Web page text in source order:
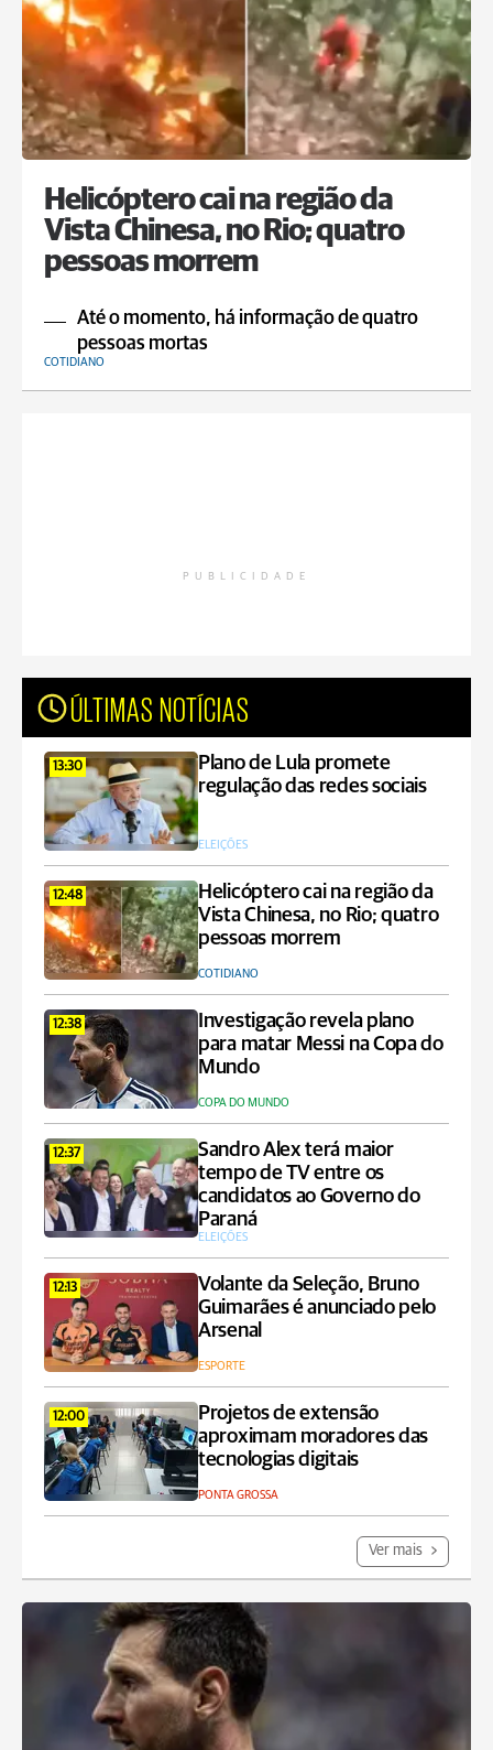
Helicóptero cai na região da
Vista Chinesa, no Rio; quatro
pessoas morrem
Até o momento, há informação de quatro
pessoas mortas
COTIDIANO
PUBLICIDADE
ÚLTIMAS NOTÍCIAS
13:30
Plano de Lula promete
regulação das redes sociais
ELEIÇÕES
12:48
Helicóptero cai na região da
Vista Chinesa, no Rio; quatro
pessoas morrem
COTIDIANO
12:38
Investigação revela plano
para matar Messi na Copa do
Mundo
COPA DO MUNDO
12:37
Sandro Alex terá maior
tempo de TV entre os
candidatos ao Governo do
Paraná
ELEIÇÕES
12:13
Volante da Seleção, Bruno
Guimarães é anunciado pelo
Arsenal
ESPORTE
12:00
Projetos de extensão
aproximam moradores das
tecnologias digitais
PONTA GROSSA
Ver mais